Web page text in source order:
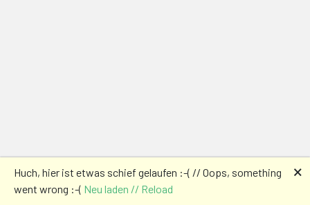
Huch, hier ist etwas schief gelaufen :-( // Oops, something
went wrong :-( Neu laden // Reload
🗙